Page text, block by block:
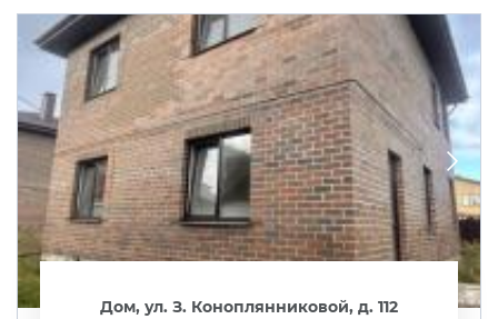
Дом, ул. З. Коноплянниковой, д. 112